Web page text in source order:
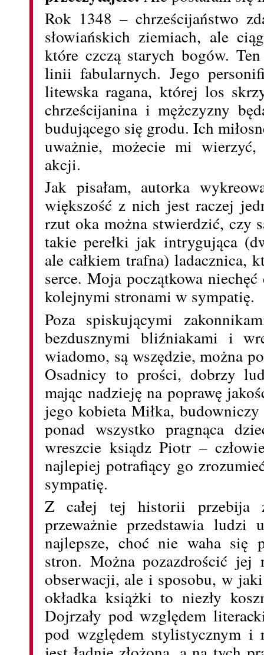
Rok 1348 – chrześcijaństwo
słowiańskich ziemiach, ale
które czczą starych bogów.
linii fabularnych. Jego
litewska ragana, której los
chrześcijanina i mężczyzny
budującego się grodu. Ich
uważnie, możecie mi
akcji.
Jak pisałam, autorka
większość z nich jest raczej
rzut oka można stwierdzić, czy
takie perełki jak intrygująca
ale całkiem trafna) ladacznica,
serce. Moja początkowa
kolejnymi stronami w sympatię.
Poza spiskującymi
bezdusznymi bliźniakami i
wiadomo, są wszędzie, można
Osadnicy to prości, dobrzy
mając nadzieję na poprawę
jego kobieta Miłka,
ponad wszystko pragnąca
wreszcie ksiądz Piotr –
najlepiej potrafiący go
sympatię.
Z całej tej historii przebija
przeważnie przedstawia
najlepsze, choć nie waha się
stron. Można pozazdrościć
obserwacji, ale i sposobu, w
okładka książki to niezły
Dojrzały pod względem
pod względem stylistycznym i